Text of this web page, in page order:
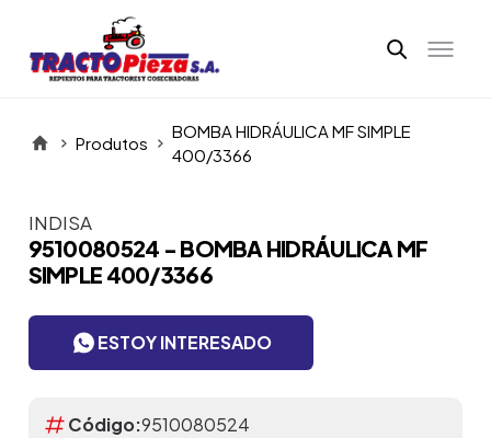
Produtos
BOMBA HIDRÁULICA MF SIMPLE
400/3366
Itens da Galeria
INDISA
9510080524 - BOMBA HIDRÁULICA MF
SIMPLE 400/3366
ESTOY INTERESADO
Código:9510080524